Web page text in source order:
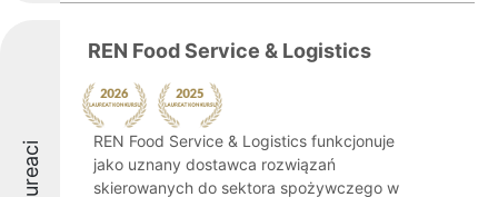
Laureaci
REN Food Service & Logistics
REN Food Service & Logistics funkcjonuje
jako uznany dostawca rozwiązań
skierowanych do sektora spożywczego w